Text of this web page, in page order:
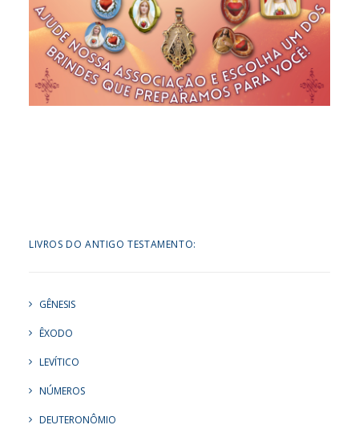
LIVROS DO ANTIGO TESTAMENTO:
GÊNESIS
ÊXODO
LEVÍTICO
NÚMEROS
DEUTERONÔMIO